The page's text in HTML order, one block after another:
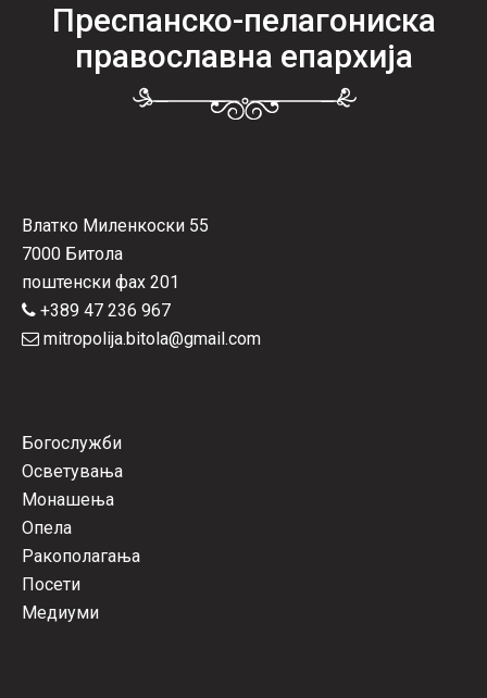
Преспанско-пелагониска
православна епархија
Влатко Миленкоски 55
7000 Битола
поштенски фах 201
+389 47 236 967
mitropolija.bitola@gmail.com
Богослужби
Осветувања
Монашења
Опела
Ракополагања
Посети
Медиуми